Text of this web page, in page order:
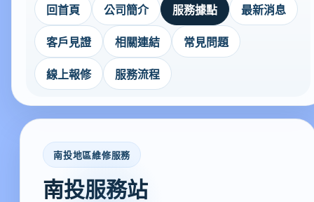
回首頁 公司簡介 服務據點 最新消息
客戶見證 相關連結 常見問題
線上報修 服務流程
南投地區維修服務
南投服務站